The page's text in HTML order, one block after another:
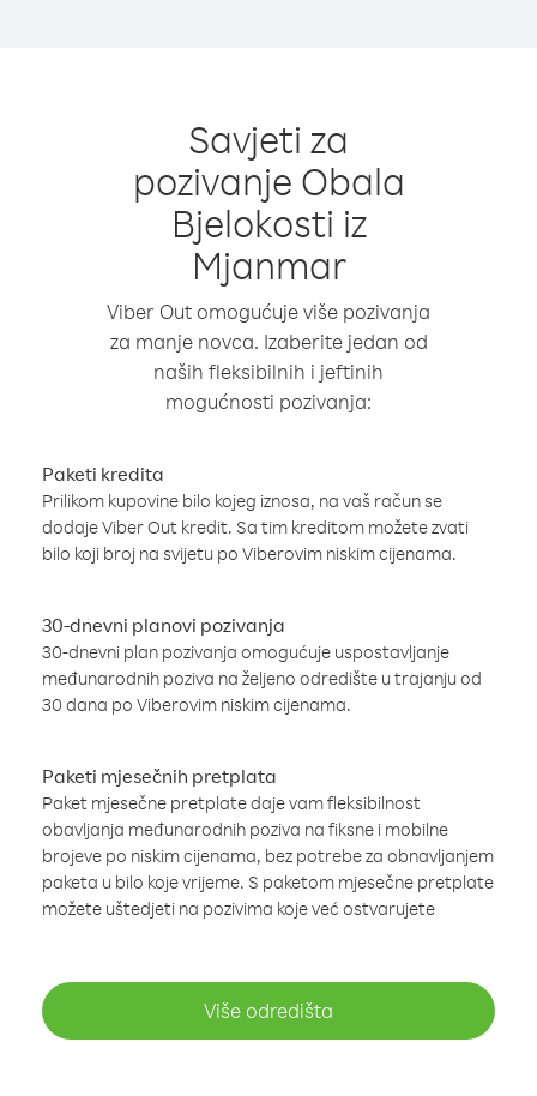
Savjeti za
pozivanje Obala
Bjelokosti iz
Mjanmar
Viber Out omogućuje više pozivanja
za manje novca. Izaberite jedan od
naših fleksibilnih i jeftinih
mogućnosti pozivanja:
Paketi kredita
Prilikom kupovine bilo kojeg iznosa, na vaš račun se
dodaje Viber Out kredit. Sa tim kreditom možete zvati
bilo koji broj na svijetu po Viberovim niskim cijenama.
30-dnevni planovi pozivanja
30-dnevni plan pozivanja omogućuje uspostavljanje
međunarodnih poziva na željeno odredište u trajanju od
30 dana po Viberovim niskim cijenama.
Paketi mjesečnih pretplata
Paket mjesečne pretplate daje vam fleksibilnost
obavljanja međunarodnih poziva na fiksne i mobilne
brojeve po niskim cijenama, bez potrebe za obnavljanjem
paketa u bilo koje vrijeme. S paketom mjesečne pretplate
možete uštedjeti na pozivima koje već ostvarujete
Više odredišta